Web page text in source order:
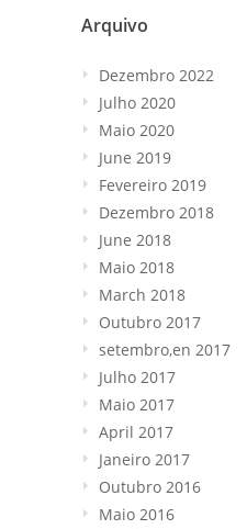
Arquivo
Dezembro 2022
Julho 2020
Maio 2020
June 2019
Fevereiro 2019
Dezembro 2018
June 2018
Maio 2018
March 2018
Outubro 2017
setembro,en 2017
Julho 2017
Maio 2017
April 2017
Janeiro 2017
Outubro 2016
Maio 2016